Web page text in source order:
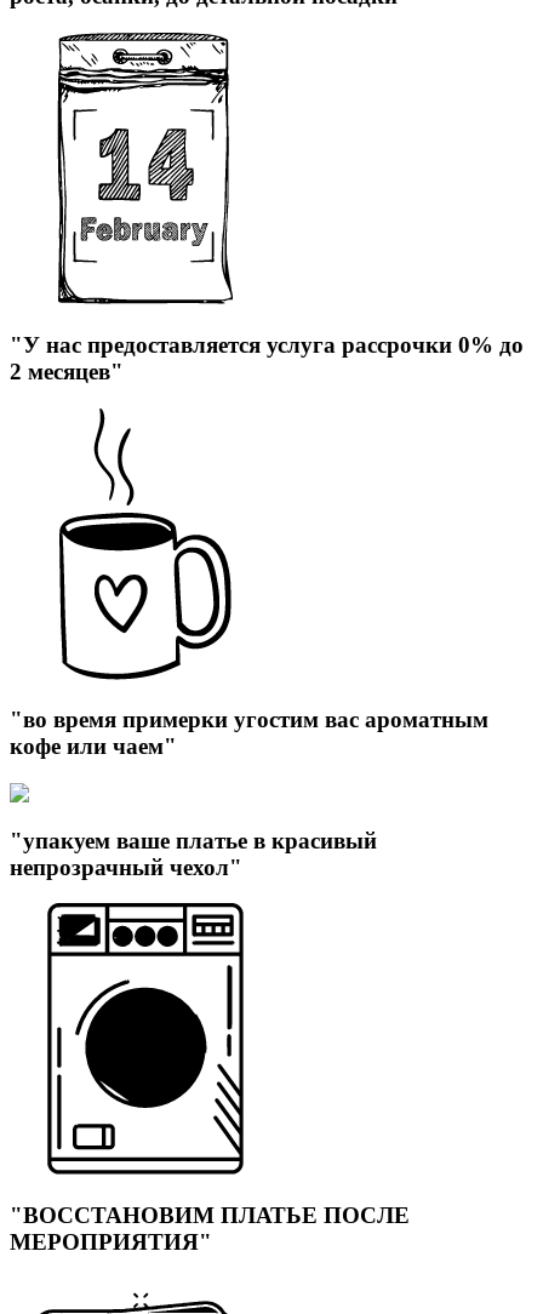
"У нас предоставляется услуга рассрочки 0% до
2 месяцев"
"во время примерки угостим вас ароматным
кофе или чаем"
"упакуем ваше платье в красивый
непрозрачный чехол"
"ВОССТАНОВИМ ПЛАТЬЕ ПОСЛЕ
МЕРОПРИЯТИЯ"